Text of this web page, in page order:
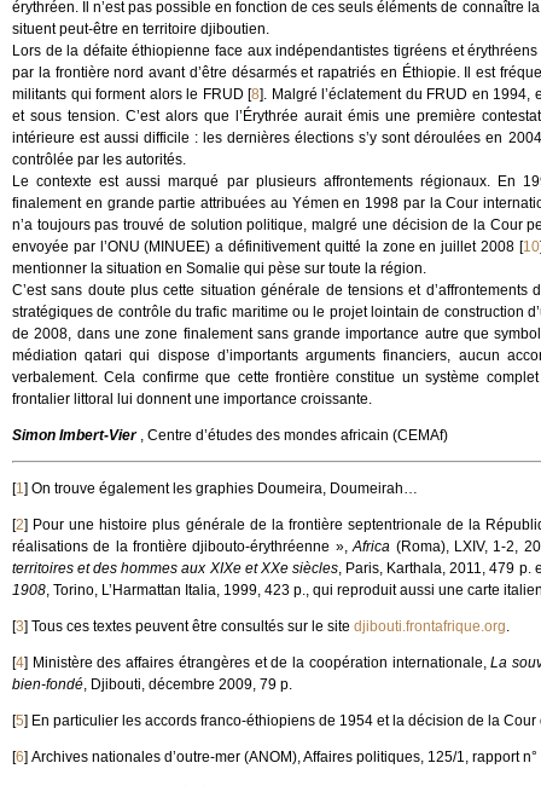
érythréen. Il n’est pas possible en fonction de ces seuls éléments de connaître
situent peut-être en territoire djiboutien.
Lors de la défaite éthiopienne face aux indépendantistes tigréens et
par la frontière nord avant d’être désarmés et rapatriés en Éthiopie. Il est
militants qui forment alors le FRUD [8]. Malgré l’éclatement du FRUD en
et sous tension. C’est alors que l’Érythrée aurait émis une première
intérieure est aussi difficile : les dernières élections s’y sont déroulées en
contrôlée par les autorités.
Le contexte est aussi marqué par plusieurs affrontements régionaux. En
finalement en grande partie attribuées au Yémen en 1998 par la Cour
n’a toujours pas trouvé de solution politique, malgré une décision de la Cour
envoyée par l’ONU (MINUEE) a définitivement quitté la zone en juillet 2008 [10
mentionner la situation en Somalie qui pèse sur toute la région.
C’est sans doute plus cette situation générale de tensions et
stratégiques de contrôle du trafic maritime ou le projet lointain de construction
de 2008, dans une zone finalement sans grande importance autre que
médiation qatari qui dispose d’importants arguments financiers, aucun
verbalement. Cela confirme que cette frontière constitue un système
frontalier littoral lui donnent une importance croissante.
Simon Imbert-Vier , Centre d’études des mondes africain (CEMAf)
[1] On trouve également les graphies Doumeira, Doumeirah…
[2] Pour une histoire plus générale de la frontière septentrionale de la
réalisations de la frontière djibouto-érythréenne »,Africa (Roma), LXIV, 1-2,
territoires et des hommes aux XIXe et XXe siècles, Paris, Karthala, 2011, 479 p.
1908, Torino, L’Harmattan Italia, 1999, 423 p., qui reproduit aussi une carte
[3] Tous ces textes peuvent être consultés sur le site djibouti.frontafrique.org.
[4] Ministère des affaires étrangères et de la coopération internationale,La
bien-fondé, Djibouti, décembre 2009, 79 p.
[5] En particulier les accords franco-éthiopiens de 1954 et la décision de la
[6] Archives nationales d’outre-mer (ANOM), Affaires politiques, 125/1, rapport